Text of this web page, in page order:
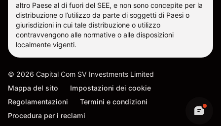
altro Paese al di fuori del SEE, e non sono concepite per la
distribuzione o l’utilizzo da parte di soggetti di Paesi o
giurisdizioni in cui tale distribuzione o utilizzo
contravvengono alle normative o alle disposizioni
localmente vigenti.
© 2026 Capital Com SV Investments Limited
Mappa del sito
Impostazioni dei cookie
Regolamentazioni
Termini e condizioni
Procedura per i reclami